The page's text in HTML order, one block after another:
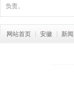
负责。
网站首页 安徽 新闻